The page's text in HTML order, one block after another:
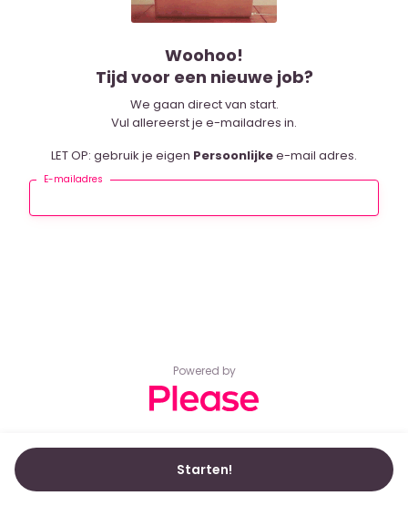
Powered by
Woohoo!
Tijd voor een nieuwe job?
We gaan direct van start.
Vul allereerst je e-mailadres in.
LET OP: gebruik je eigen Persoonlijkee-mail adres.
E-mailadres